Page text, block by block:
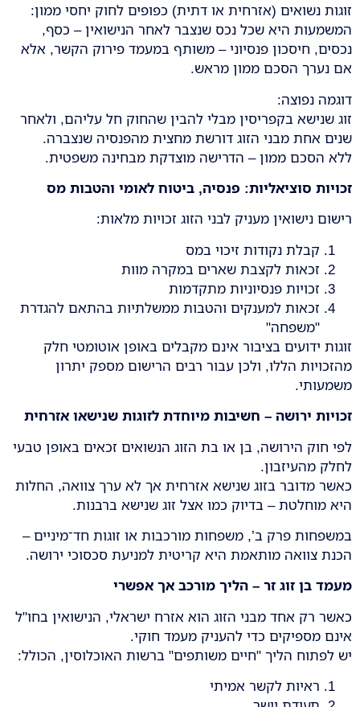
זוגות נשואים (אזרחית או דתית) כפופים לחוק יחסי ממון:
המשמעות היא שכל נכס שנצבר לאחר הנישואין – כסף,
נכסים, חיסכון פנסיוני – משותף במעמד פירוק הקשר, אלא
אם נערך הסכם ממון מראש.
דוגמה נפוצה:
זוג שנישא בקפריסין מבלי להבין שהחוק חל עליהם, ולאחר
שנים אחת מבני הזוג דורשת מחצית מהפנסיה שנצברה.
ללא הסכם ממון – הדרישה מוצדקת מבחינה משפטית.
זכויות סוציאליות: פנסיה, ביטוח לאומי והטבות מס
רישום נישואין מעניק לבני הזוג זכויות מלאות:
קבלת נקודות זיכוי במס
זכאות לקצבת שארים במקרה מוות
זכויות פנסיוניות מתקדמות
זכאות למענקים והטבות ממשלתיות בהתאם להגדרת
"משפחה"
זוגות ידועים בציבור אינם מקבלים באופן אוטומטי חלק
מהזכויות הללו, ולכן עבור רבים הרישום מספק יתרון
משמעותי.
זכויות ירושה – חשיבות מיוחדת לזוגות שנישאו אזרחית
לפי חוק הירושה, בן או בת הזוג הנשואים זכאים באופן טבעי
לחלק מהעיזבון.
כאשר מדובר בזוג שנישא אזרחית אך לא ערך צוואה, החלות
היא מוחלטת – בדיוק כמו אצל זוג שנישא ברבנות.
במשפחות פרק ב’, משפחות מורכבות או זוגות חד־מיניים –
הכנת צוואה מותאמת היא קריטית למניעת סכסוכי ירושה.
מעמד בן זוג זר – הליך מורכב אך אפשרי
כאשר רק אחד מבני הזוג הוא אזרח ישראלי, הנישואין בחו"ל
אינם מספיקים כדי להעניק מעמד חוקי.
יש לפתוח הליך "חיים משותפים" ברשות האוכלוסין, הכולל:
ראיות לקשר אמיתי